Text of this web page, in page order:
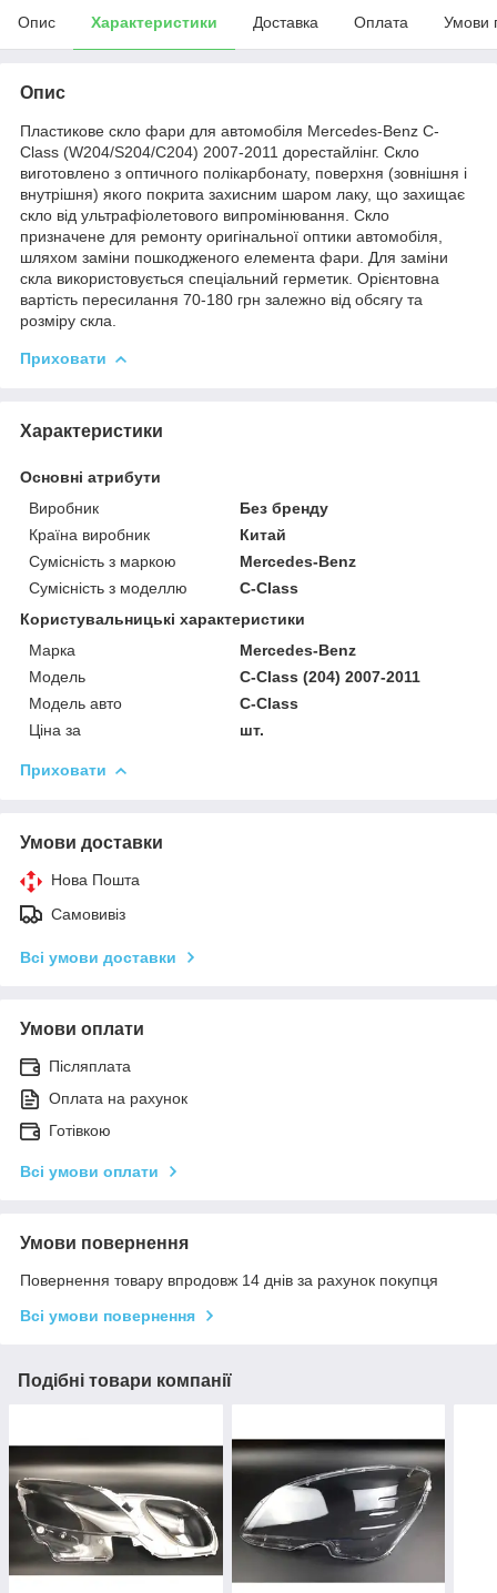
Опис Характеристики Доставка Оплата Умови
Опис
Пластикове скло фари для автомобіля Mercedes-Benz C-
Class (W204/S204/C204) 2007-2011 дорестайлінг. Скло
виготовлено з оптичного полікарбонату, поверхня (зовнішня і
внутрішня) якого покрита захисним шаром лаку, що захищає
скло від ультрафіолетового випромінювання. Скло
призначене для ремонту оригінальної оптики автомобіля,
шляхом заміни пошкодженого елемента фари. Для заміни
скла використовується спеціальний герметик. Орієнтовна
вартість пересилання 70-180 грн залежно від обсягу та
розміру скла.
Приховати
Характеристики
Основні атрибути
Виробник
Без бренду
Країна виробник
Китай
Сумісність з маркою
Mercedes-Benz
Сумісність з моделлю
C-Class
Користувальницькі характеристики
Марка
Mercedes-Benz
Мoдель
C-Class (204) 2007-2011
Модель авто
C-Class
Ціна за
шт.
Приховати
Умови доставки
Нова Пошта
Самовивіз
Всі умови доставки
Умови оплати
Післяплата
Оплата на рахунок
Готівкою
Всі умови оплати
Умови повернення
Повернення товару впродовж 14 днів за рахунок покупця
Всі умови повернення
Подібні товари компанії